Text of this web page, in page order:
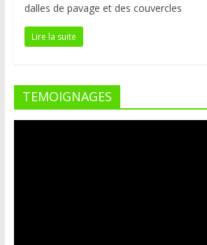
dalles de pavage et des couvercles
Lire la suite
TEMOIGNAGES